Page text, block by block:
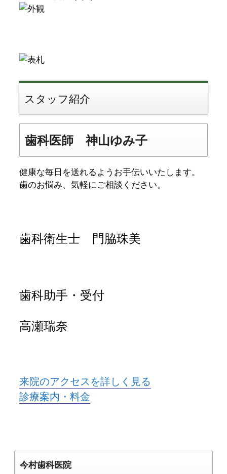
スタッフ紹介
歯科医師 神山ゆみ子
健康な毎日を送れるようお手伝いいたします。
歯のお悩み、気軽にご相談ください。
歯科衛生士 門脇珠美
歯科助手・受付
高瀬瑞奈
来院のアクセスを詳しく見る
診療案内・料金
今村歯科医院